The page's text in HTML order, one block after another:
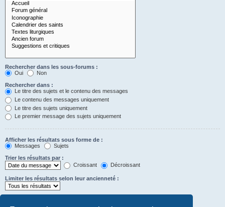
Rechercher dans les sous-forums :
Oui
Non
Rechercher dans :
Le titre des sujets et le contenu des messages
Le contenu des messages uniquement
Le titre des sujets uniquement
Le premier message des sujets uniquement
Afficher les résultats sous forme de :
Messages
Sujets
Trier les résultats par :
Croissant
Décroissant
Limiter les résultats selon leur ancienneté :